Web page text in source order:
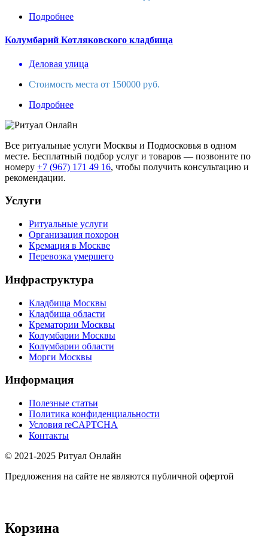
Подробнее
Колумбарий Котляковского кладбища
Деловая улица
Стоимость места от 150000 руб.
Подробнее
Все ритуальные услуги Москвы и Подмосковья в одном
месте. Бесплатный подбор услуг и товаров — позвоните по
номеру +7 (967) 171 49 16, чтобы получить консультацию и
рекомендации.
Услуги
Ритуальные услуги
Организация похорон
Кремация в Москве
Перевозка умершего
Инфраструктура
Кладбища Москвы
Кладбища области
Крематории Москвы
Колумбарии Москвы
Колумбарии области
Морги Москвы
Информация
Полезные статьи
Политика конфиденциальности
Условия reCAPTCHA
Контакты
© 2021-2025 Ритуал Онлайн
Предложения на сайте не являются публичной офертой
Корзина